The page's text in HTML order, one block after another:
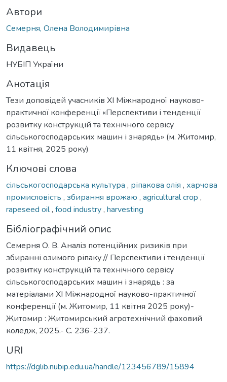
Автори
Семерня, Олена Володимирівна
Видавець
НУБІП України
Анотація
Тези доповідей учасників XI Міжнародної науково-
практичної конференції «Перспективи і тенденції
розвитку конструкцій та технічного сервісу
сільськогосподарських машин і знарядь» (м. Житомир,
11 квітня, 2025 року)
Ключові слова
сільськогосподарська культура , ріпакова олія , харчова
промисловість , збирання врожаю , agricultural crop ,
rapeseed oil, food industry, harvesting
Бібліографічний опис
Семерня О. В. Аналіз потенційних ризиків при
збиранні озимого ріпаку // Перспективи і тенденції
розвитку конструкцій та технічного сервісу
сільськогосподарських машин і знарядь : за
матеріалами XI Міжнародної науково-практичної
конференції (м. Житомир, 11 квітня 2025 року)-
Житомир : Житомирський агротехнічний фаховий
коледж, 2025.- С. 236-237.
URI
https://dglib.nubip.edu.ua/handle/123456789/15894